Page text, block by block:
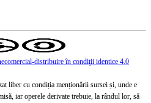
distribuire în condiţii identice 4.0
liber cu condiția menționării sursei și, unde e
iar operele derivate trebuie, la rândul lor, să